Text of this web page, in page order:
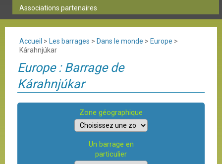
Associations partenaires
Accueil > Les barrages > Dans le monde > Europe >
Kárahnjúkar
Europe : Barrage de
Kárahnjúkar
Zone géographique
Un barrage en
particulier